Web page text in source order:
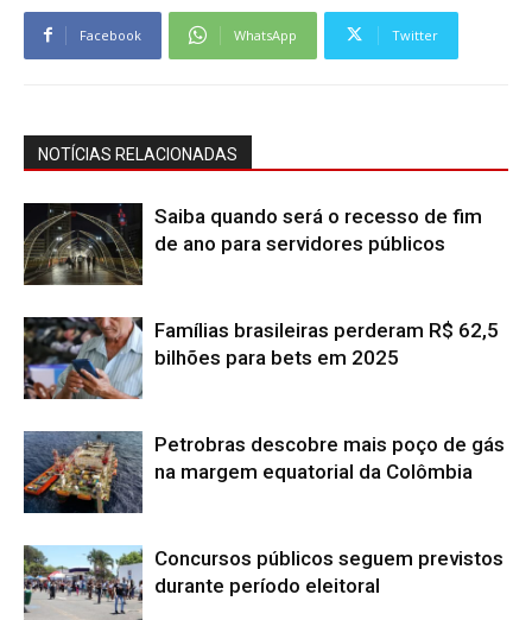
Facebook WhatsApp Twitter
NOTÍCIAS RELACIONADAS
Saiba quando será o recesso de fim
de ano para servidores públicos
Famílias brasileiras perderam R$ 62,5
bilhões para bets em 2025
Petrobras descobre mais poço de gás
na margem equatorial da Colômbia
Concursos públicos seguem previstos
durante período eleitoral